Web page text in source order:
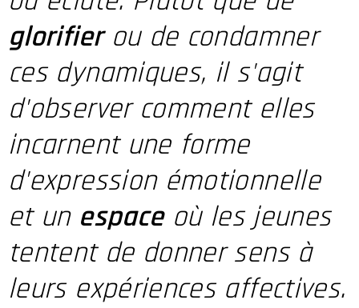
glorifierou de condamner
ces dynamiques, il s'agit
d'observer comment elles
incarnent une forme
d'expression émotionnelle
et un espaceoù les jeunes
tentent de donner sens à
leurs expériences affectives.